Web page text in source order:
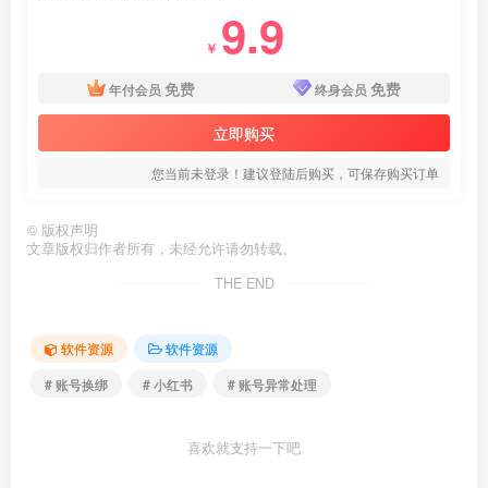
￥ 9.9
年付会员 免费 终身会员 免费
立即购买
您当前未登录！建议登陆后购买，可保存购买订单
© 版权声明
文章版权归作者所有，未经允许请勿转载。
THE END
软件资源
软件资源
# 账号换绑
# 小红书 # 账号异常处理
喜欢就支持一下吧